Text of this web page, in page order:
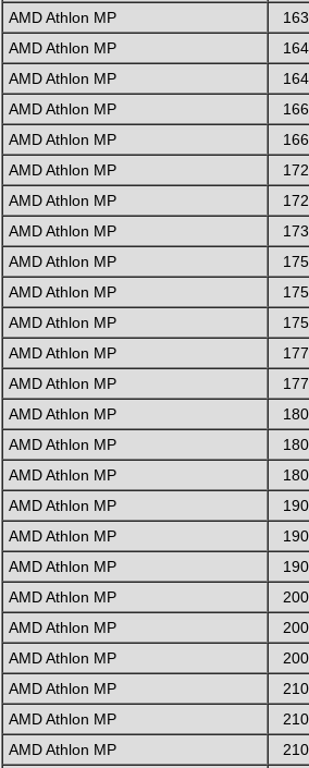
AMD Athlon MP
AMD Athlon MP
AMD Athlon MP
AMD Athlon MP
AMD Athlon MP
AMD Athlon MP
AMD Athlon MP
AMD Athlon MP
AMD Athlon MP
AMD Athlon MP
AMD Athlon MP
AMD Athlon MP
AMD Athlon MP
AMD Athlon MP
AMD Athlon MP
AMD Athlon MP
AMD Athlon MP
AMD Athlon MP
AMD Athlon MP
AMD Athlon MP
AMD Athlon MP
AMD Athlon MP
AMD Athlon MP
AMD Athlon MP
AMD Athlon MP